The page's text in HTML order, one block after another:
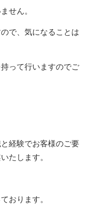
せん。
で、気になることは
って行いますのでご
経験でお客様のご要
たします。
おります。